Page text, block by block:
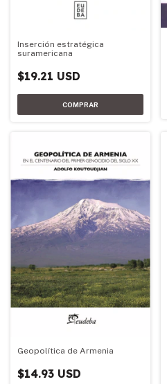
Inserción estratégica
suramericana
$19.21 USD
Geopolítica de Armenia
$14.93 USD